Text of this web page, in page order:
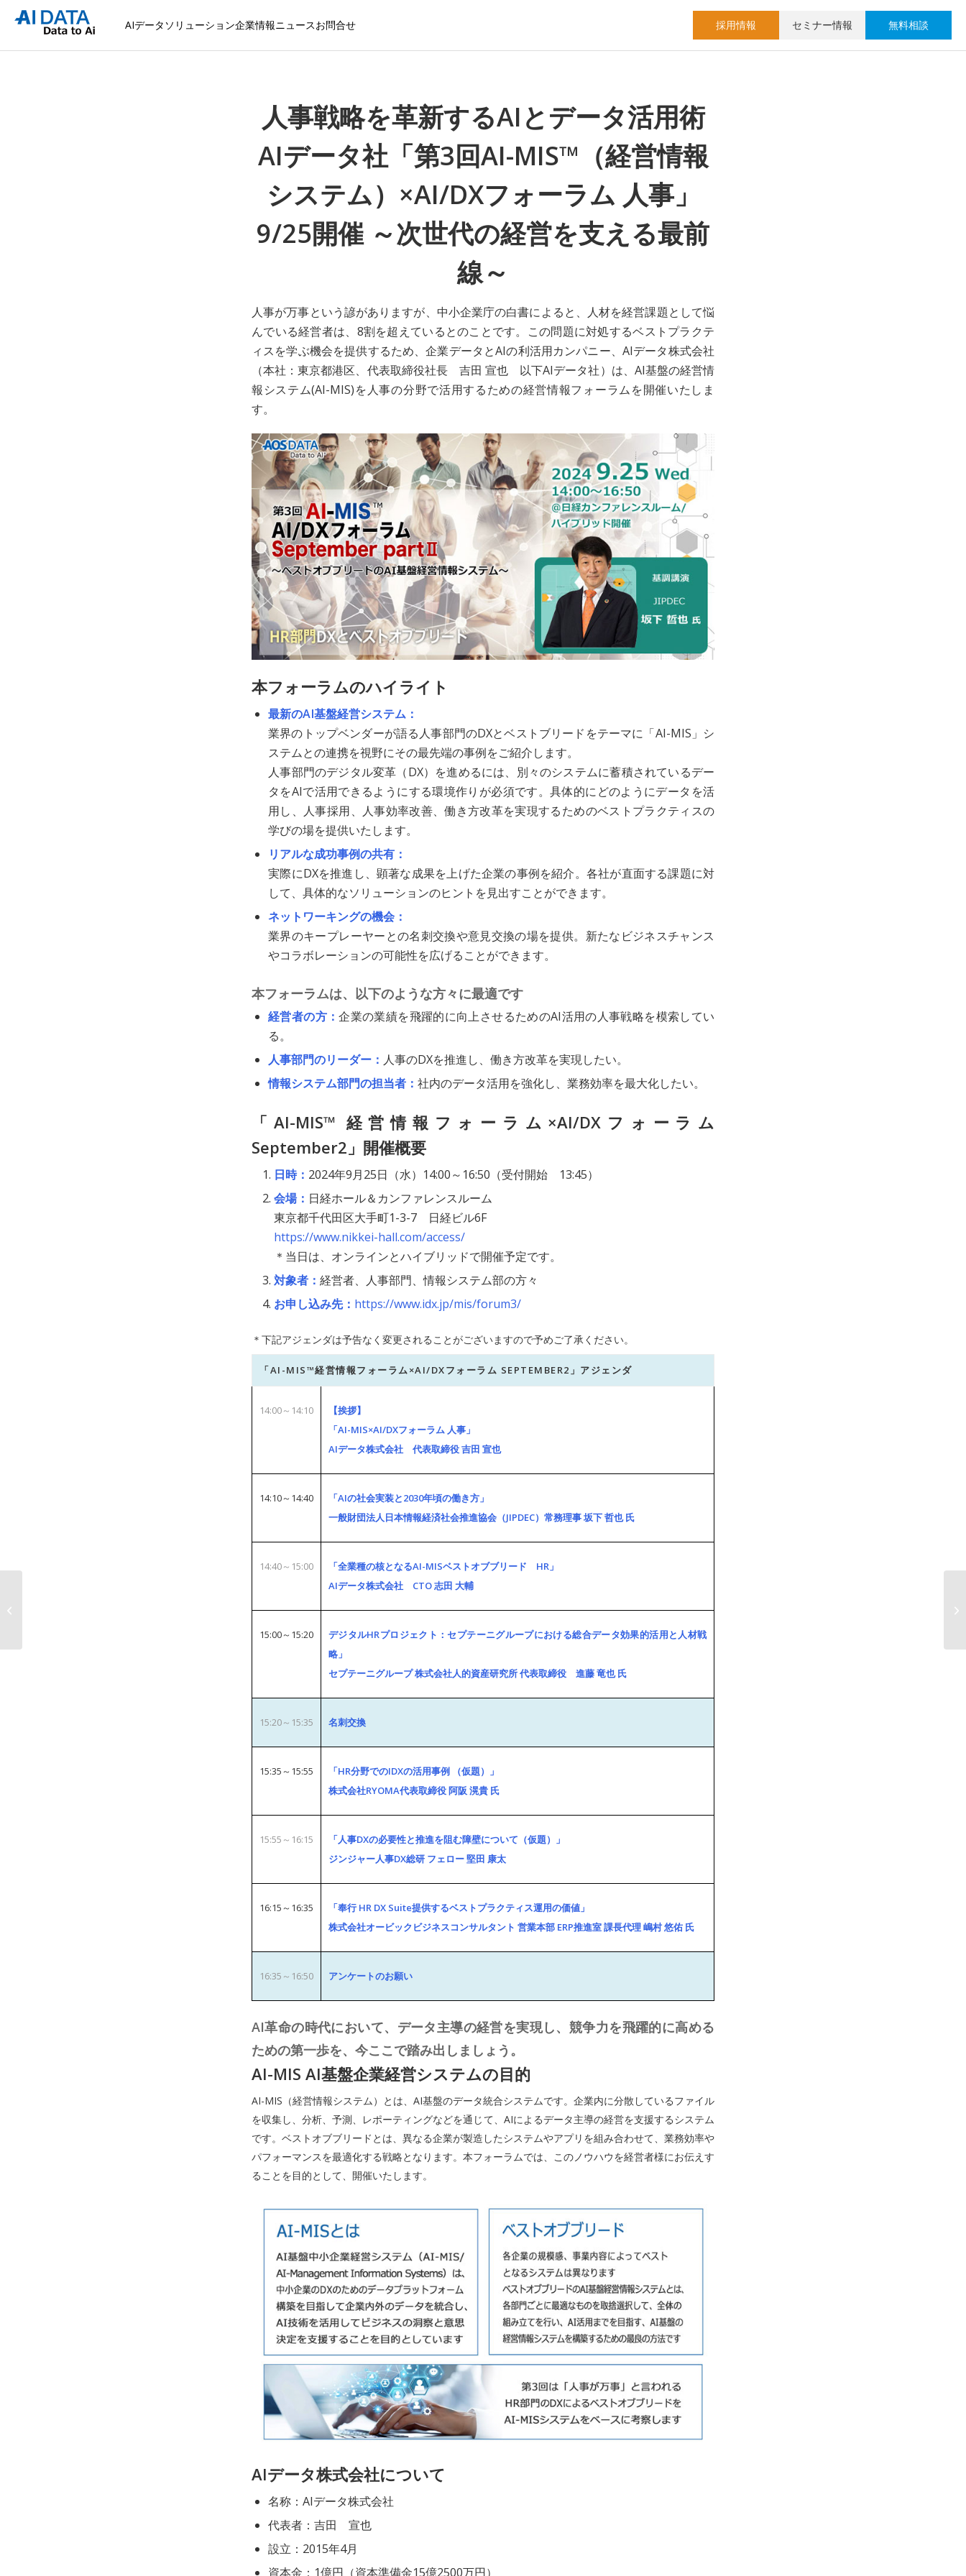
AIデータソリューション企業情報ニュースお問合せ 採用情報 セミナー情報 無料相談
人事戦略を革新するAIとデータ活用術
AIデータ社「第3回AI-MIS™（経営情報
システム）×AI/DXフォーラム 人事」
9/25開催 ～次世代の経営を支える最前
線～
人事が万事という諺がありますが、中小企業庁の白書によると、人材を経営課題として悩
んでいる経営者は、8割を超えているとのことです。この問題に対処するベストプラクテ
ィスを学ぶ機会を提供するため、企業データとAIの利活用カンパニー、AIデータ株式会社
（本社：東京都港区、代表取締役社長 吉田 宣也 以下AIデータ社）は、AI基盤の経営情
報システム(AI-MIS)を人事の分野で活用するための経営情報フォーラムを開催いたしま
す。
本フォーラムのハイライト
最新のAI基盤経営システム：
業界のトップベンダーが語る人事部門のDXとベストブリードをテーマに「AI-MIS」シ
ステムとの連携を視野にその最先端の事例をご紹介します。
人事部門のデジタル変革（DX）を進めるには、別々のシステムに蓄積されているデー
タをAIで活用できるようにする環境作りが必須です。具体的にどのようにデータを活
用し、人事採用、人事効率改善、働き方改革を実現するためのベストプラクティスの
学びの場を提供いたします。
リアルな成功事例の共有：
実際にDXを推進し、顕著な成果を上げた企業の事例を紹介。各社が直面する課題に対
して、具体的なソリューションのヒントを見出すことができます。
ネットワーキングの機会：
業界のキープレーヤーとの名刺交換や意見交換の場を提供。新たなビジネスチャンス
やコラボレーションの可能性を広げることができます。
本フォーラムは、以下のような方々に最適です
経営者の方：企業の業績を飛躍的に向上させるためのAI活用の人事戦略を模索してい
る。
人事部門のリーダー： 人事のDXを推進し、働き方改革を実現したい。
情報システム部門の担当者：社内のデータ活用を強化し、業務効率を最大化したい。
「AI-MIS™ 経営情報フォーラム×AI/DXフォーラム
September2」開催概要
日時： 2024年9月25日（水）14:00～16:50（受付開始 13:45）
会場： 日経ホール＆カンファレンスルーム
東京都千代田区大手町1-3-7 日経ビル6F
https://www.nikkei-hall.com/access/
＊当日は、オンラインとハイブリッドで開催予定です。
対象者：経営者、人事部門、情報システム部の方々
お申し込み先： https://www.idx.jp/mis/forum3/
＊下記アジェンダは予告なく変更されることがございますので予めご了承ください。
「AI-MIS™経営情報フォーラム×AI/DXフォーラム SEPTEMBER2」アジェンダ
14:00～14:10
【挨拶】
「AI-MIS×AI/DXフォーラム 人事」
AIデータ株式会社 代表取締役 吉田 宣也
14:10～14:40
「AIの社会実装と2030年頃の働き方」
一般財団法人日本情報経済社会推進協会（JIPDEC）常務理事 坂下 哲也 氏
14:40～15:00
「全業種の核となるAI-MISベストオブブリード HR」
AIデータ株式会社 CTO 志田 大輔
15:00～15:20
デジタルHRプロジェクト：セプテーニグループにおける総合データ効果的活用と人材戦
略」
セプテーニグループ 株式会社人的資産研究所 代表取締役 進藤 竜也 氏
15:20～15:35 名刺交換
15:35～15:55
「HR分野でのIDXの活用事例 （仮題）」
株式会社RYOMA代表取締役 阿阪 滉貴 氏
15:55～16:15
「人事DXの必要性と推進を阻む障壁について（仮題）」
ジンジャー人事DX総研 フェロー 堅田 康太
16:15～16:35
「奉行 HR DX Suite提供するベストプラクティス運用の価値」
株式会社オービックビジネスコンサルタント 営業本部 ERP推進室 課長代理 嶋村 悠佑 氏
16:35～16:50 アンケートのお願い
AI革命の時代において、データ主導の経営を実現し、競争力を飛躍的に高める
ための第一歩を、今ここで踏み出しましょう。
AI-MIS AI基盤企業経営システムの目的
AI-MIS（経営情報システム）とは、AI基盤のデータ統合システムです。企業内に分散しているファイル
を収集し、分析、予測、レポーティングなどを通じて、AIによるデータ主導の経営を支援するシステム
です。ベストオブブリードとは、異なる企業が製造したシステムやアプリを組み合わせて、業務効率や
パフォーマンスを最適化する戦略となります。本フォーラムでは、このノウハウを経営者様にお伝えす
ることを目的として、開催いたします。
AIデータ株式会社について
名称：AIデータ株式会社
代表者：吉田 宣也
設立：2015年4月
資本金：1億円（資本準備金15億2500万円）